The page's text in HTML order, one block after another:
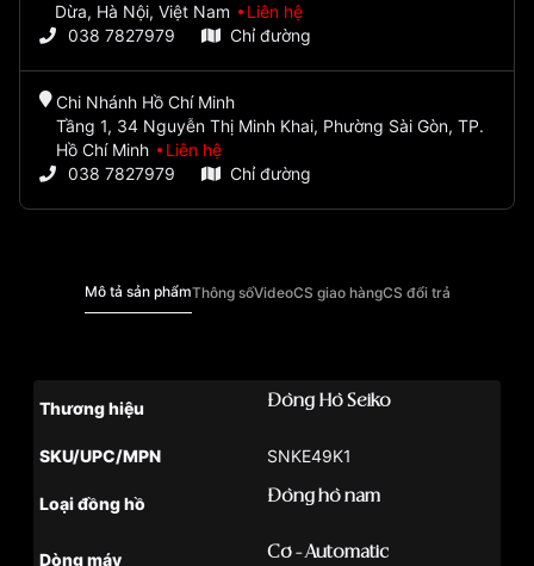
Dừa, Hà Nội, Việt Nam
Liên hệ
038 7827979
Chỉ đường
Chi Nhánh Hồ Chí Minh
Tầng 1, 34 Nguyễn Thị Minh Khai, Phường Sài Gòn, TP.
Hồ Chí Minh
Liên hệ
038 7827979
Chỉ đường
Mô tả sản phẩmThông sốVideoCS giao hàngCS đổi trả
Thương hiệu Đồng Hồ Seiko
SKU/UPC/MPN SNKE49K1
Loại đồng hồ Đồng hồ nam
Dòng máy Cơ - Automatic